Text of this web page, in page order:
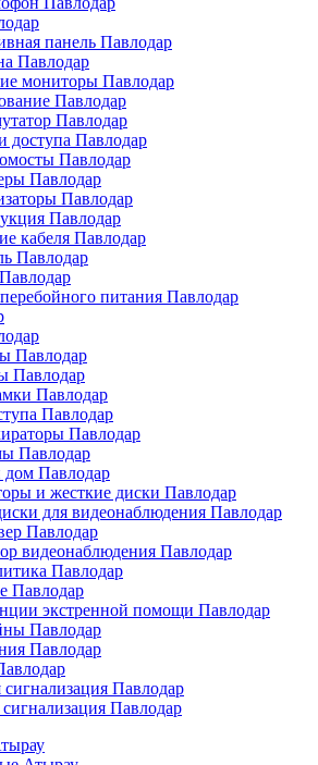
панель Павлодар
Павлодар
мониторы Павлодар
Павлодар
Павлодар
доступа Павлодар
Павлодар
Павлодар
Павлодар
Павлодар
кабеля Павлодар
Павлодар
питания Павлодар
Павлодар
Павлодар
Павлодар
Павлодар
Павлодар
Павлодар
Павлодар
и жесткие диски Павлодар
для видеонаблюдения Павлодар
Павлодар
видеонаблюдения Павлодар
Павлодар
Павлодар
экстренной помощи Павлодар
Павлодар
Павлодар
Павлодар
Павлодар